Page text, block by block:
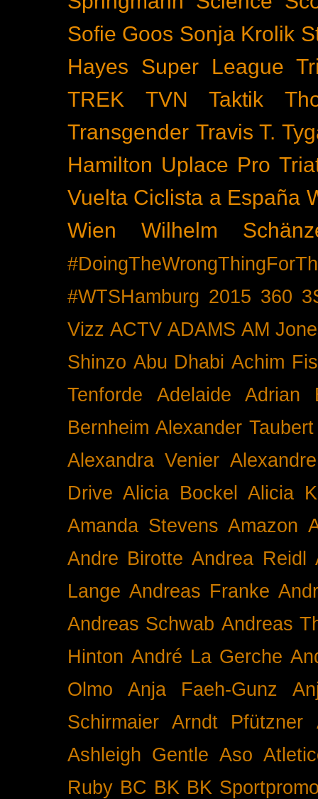
Sofie Goos Sonja Krolik
Hayes
Super League
TREK
TVN Taktik
Transgender Travis T.
Hamilton Uplace Pro
Vuelta Ciclista a España
Wien
Wilhelm
#WTSHamburg 2015 360
Vizz ACTV ADAMS AM
Shinzo Abu Dhabi Achim
Tenforde
Adelaide
Adrian
Bernheim Alexander Taubert
Alexandra Venier
Drive Alicia Bockel
Alicia
Amanda Stevens Amazon
Andre Birotte Andrea Reidl
Lange Andreas Franke
Andreas Schwab Andreas
Hinton André La Gerche
Olmo
Anja Faeh-Gunz
Schirmaier
Arndt Pfützner
Ashleigh Gentle Aso
Ruby BC BK BK